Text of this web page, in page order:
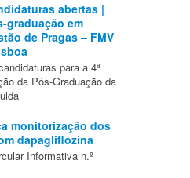
abertas |
graduação em
de Pragas – FMV
para a 4ª
da Pós-Graduação da
monitorização dos
dapagliflozina
Informativa n.º